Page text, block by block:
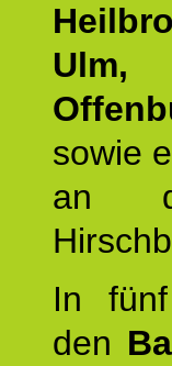
Ulm,
sowie
an
In
den